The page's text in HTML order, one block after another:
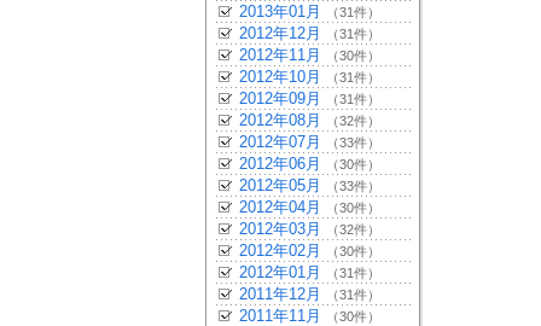
2013年01月 （31件）
2012年12月 （31件）
2012年11月 （30件）
2012年10月 （31件）
2012年09月 （31件）
2012年08月 （32件）
2012年07月 （33件）
2012年06月 （30件）
2012年05月 （33件）
2012年04月 （30件）
2012年03月 （32件）
2012年02月 （30件）
2012年01月 （31件）
2011年12月 （31件）
2011年11月 （30件）